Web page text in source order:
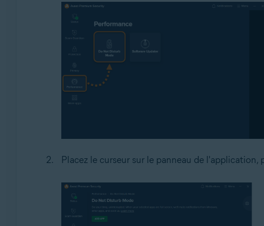
Placez le curseur sur le panneau de l'application,